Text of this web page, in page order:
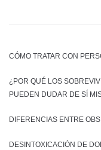
CÓMO TRATAR CON
¿POR QUÉ LOS
PUEDEN DUDAR DE SÍ
DIFERENCIAS ENTRE
DESINTOXICACIÓN DE